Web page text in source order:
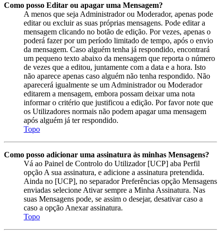
Como posso Editar ou apagar uma Mensagem?
A menos que seja Administrador ou Moderador, apenas pode
editar ou excluir as suas próprias mensagens. Pode editar a
mensagem clicando no botão de edição. Por vezes, apenas o
poderá fazer por um período limitado de tempo, após o envio
da mensagem. Caso alguém tenha já respondido, encontrará
um pequeno texto abaixo da mensagem que reporta o número
de vezes que a editou, juntamente com a data e a hora. Isto
não aparece apenas caso alguém não tenha respondido. Não
aparecerá igualmente se um Administrador ou Moderador
editarem a mensagem, embora possam deixar uma nota
informar o critério que justificou a edição. Por favor note que
os Utilizadores normais não podem apagar uma mensagem
após alguém já ter respondido.
Topo
Como posso adicionar uma assinatura às minhas Mensagens?
Vá ao Painel de Controlo do Utilizador [UCP] aba Perfil
opção A sua assinatura, e adicione a assinatura pretendida.
Ainda no [UCP], no separador Preferências opção Mensagens
enviadas selecione Ativar sempre a Minha Assinatura. Nas
suas Mensagens pode, se assim o desejar, desativar caso a
caso a opção Anexar assinatura.
Topo